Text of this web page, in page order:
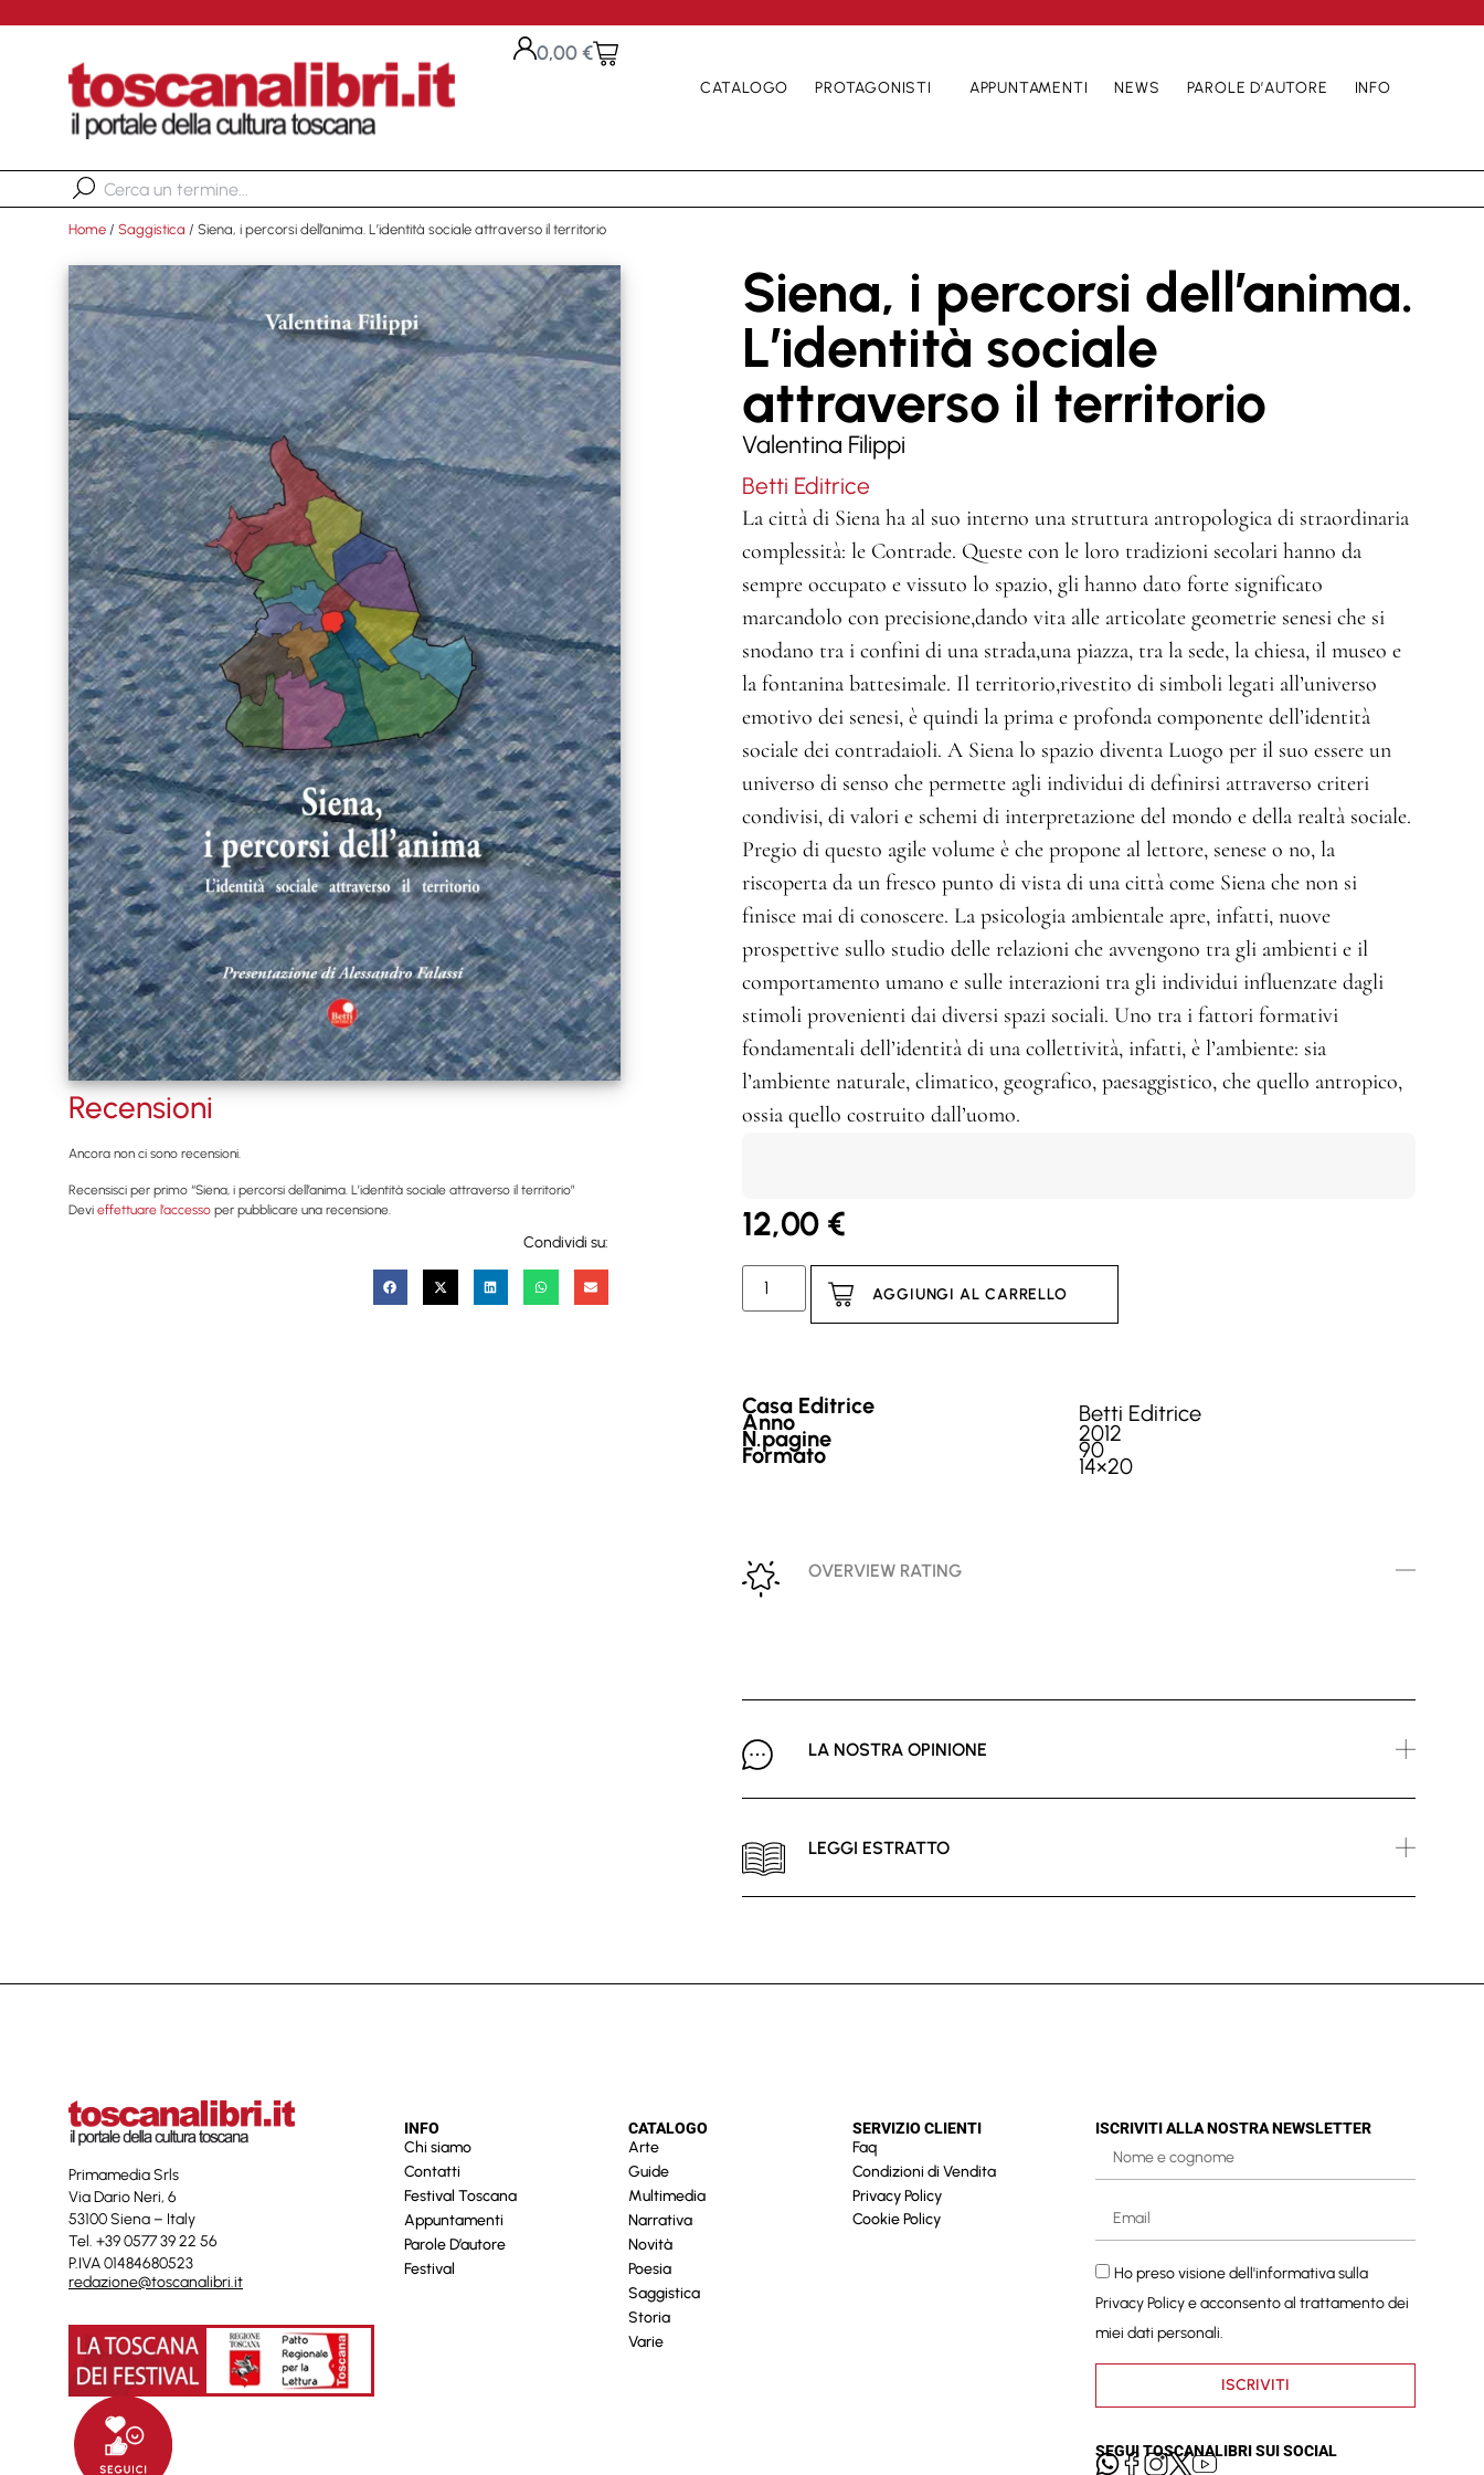
0,00€
CATALOGO PROTAGONISTI APPUNTAMENTI NEWS PAROLE D’AUTORE INFO
Home / Saggistica / Siena, i percorsi dell’anima. L’identità sociale attraverso il territorio
Recensioni
Ancora non ci sono recensioni.
Recensisci per primo “Siena, i percorsi dell’anima. L’identità sociale attraverso il territorio”
Devi effettuare l’accesso per pubblicare una recensione.
Condividi su:
Siena, i percorsi dell’anima.
L’identità sociale
attraverso il territorio
Valentina Filippi
Betti Editrice
La città di Siena ha al suo interno una struttura antropologica di straordinaria
complessità: le Contrade. Queste con le loro tradizioni secolari hanno da
sempre occupato e vissuto lo spazio, gli hanno dato forte significato
marcandolo con precisione,dando vita alle articolate geometrie senesi che si
snodano tra i confini di una strada,una piazza, tra la sede, la chiesa, il museo e
la fontanina battesimale. Il territorio,rivestito di simboli legati all’universo
emotivo dei senesi, è quindi la prima e profonda componente dell’identità
sociale dei contradaioli. A Siena lo spazio diventa Luogo per il suo essere un
universo di senso che permette agli individui di definirsi attraverso criteri
condivisi, di valori e schemi di interpretazione del mondo e della realtà sociale.
Pregio di questo agile volume è che propone al lettore, senese o no, la
riscoperta da un fresco punto di vista di una città come Siena che non si
finisce mai di conoscere. La psicologia ambientale apre, infatti, nuove
prospettive sullo studio delle relazioni che avvengono tra gli ambienti e il
comportamento umano e sulle interazioni tra gli individui influenzate dagli
stimoli provenienti dai diversi spazi sociali. Uno tra i fattori formativi
fondamentali dell’identità di una collettività, infatti, è l’ambiente: sia
l’ambiente naturale, climatico, geografico, paesaggistico, che quello antropico,
ossia quello costruito dall’uomo.
12,00 €
AGGIUNGI AL CARRELLO
Casa Editrice Betti Editrice
Anno 2012
N.pagine 90
Formato 14×20
OVERVIEW RATING
LA NOSTRA OPINIONE
LEGGI ESTRATTO
Primamedia Srls
Via Dario Neri, 6
53100 Siena – Italy
Tel. +39 0577 39 22 56
P.IVA 01484680523
redazione@toscanalibri.it
INFO
Chi siamo
Contatti
Festival Toscana
Appuntamenti
Parole D’autore
Festival
CATALOGO
Arte
Guide
Multimedia
Narrativa
Novità
Poesia
Saggistica
Storia
Varie
SERVIZIO CLIENTI
Faq
Condizioni di Vendita
Privacy Policy
Cookie Policy
ISCRIVITI ALLA NOSTRA NEWSLETTER
Ho preso visione dell'informativa sulla
Privacy Policye acconsento al trattamento dei
miei dati personali.
ISCRIVITI
SEGUI TOSCANALIBRI SUI SOCIAL